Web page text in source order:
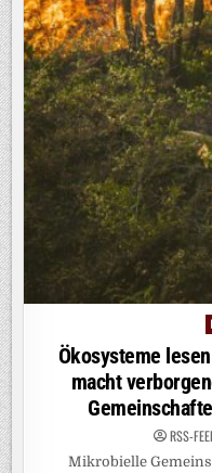
Ökosysteme
macht
RSS-
Mikrobielle